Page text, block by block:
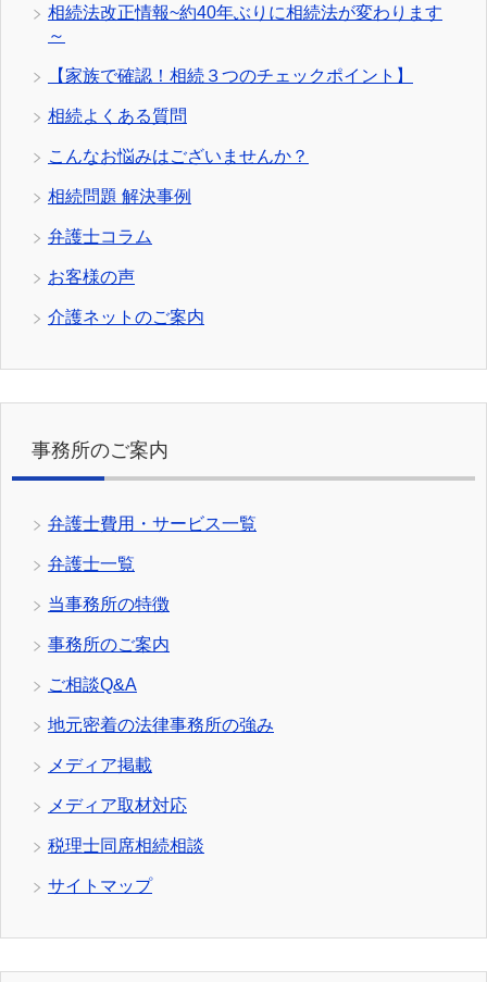
相続法改正情報~約40年ぶりに相続法が変わります
～
【家族で確認！相続３つのチェックポイント】
相続よくある質問
こんなお悩みはございませんか？
相続問題 解決事例
弁護士コラム
お客様の声
介護ネットのご案内
事務所のご案内
弁護士費用・サービス一覧
弁護士一覧
当事務所の特徴
事務所のご案内
ご相談Q&A
地元密着の法律事務所の強み
メディア掲載
メディア取材対応
税理士同席相続相談
サイトマップ